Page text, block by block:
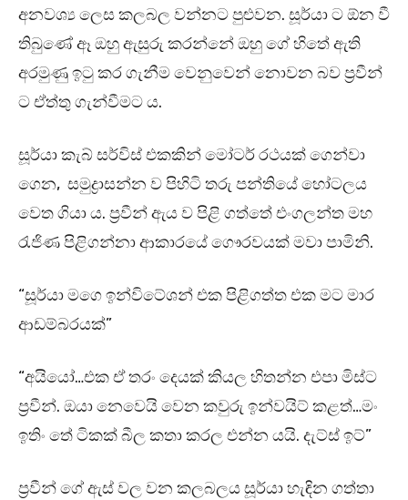
අනවශ්‍ය ලෙස කලබල වන්නට පුළුවන. සූර්යා ට ඕන වී
තිබුණේ ඈ ඔහු ඇසුරු කරන්නේ ඔහු ගේ හිතේ ඇති
අරමුණු ඉටු කර ගැනීම වෙනුවෙන් නොවන බව ප්‍රවීන්
ට ඒත්තු ගැන්වීමට ය.
සූර්යා කැබ් සර්විස් එකකින් මෝටර් රථයක් ගෙන්වා
ගෙන, සමුද්‍රාසන්න ව පිහිටි තරු පන්තියේ හෝටලය
වෙත ගියා ය. ප්‍රවීන් ඇය ව පිළි ගත්තේ එංගලන්ත මහ
රැජිණ පිළිගන්නා ආකාරයේ ගෞරවයක් මවා පාමිනි.
“සූර්යා මගෙ ඉන්විටේශන් එක පිළිගත්ත එක මට මාර
ආඩම්බරයක්”
“අයියෝ…එක ඒ තරං දෙයක් කියල හිතන්න එපා මිස්ට
ප්‍රවීන්. ඔයා නෙවෙයි වෙන කවුරු ඉන්වයිට් කළත්…මං
ඉතිං තේ ටිකක් බීල කතා කරල එන්න යයි. දැට්ස් ඉට්”
ප්‍රවීන් ගේ ඇස් වල වන කලබලය සූර්යා හැඳින ගත්තා